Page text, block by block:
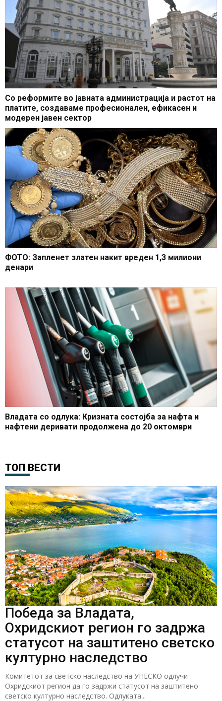
Со реформите во јавната администрација и растот на
платите, создаваме професионален, ефикасен и
модерен јавен сектор
ФОТО: Запленет златен накит вреден 1,3 милиони
денари
Владата со одлука: Кризната состојба за нафта и
нафтени деривати продолжена до 20 октомври
ТОП ВЕСТИ
Победа за Владата,
Охридскиот регион го задржа
статусот на заштитено светско
културно наследство
Комитетот за светско наследство на УНЕСКО одлучи
Охридскиот регион да го задржи статусот на заштитено
светско културно наследство. Одлуката...